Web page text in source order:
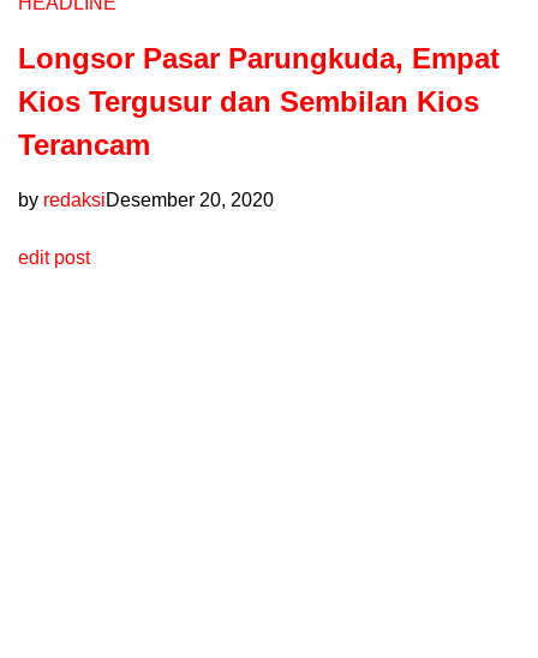
Longsor Pasar Parungkuda, Empat
Kios Tergusur dan Sembilan Kios
Terancam
by redaksiDesember 20, 2020
edit post